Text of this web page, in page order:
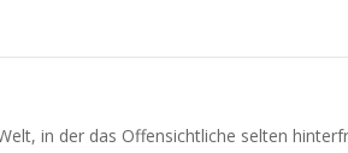
in der das Offensichtliche selten